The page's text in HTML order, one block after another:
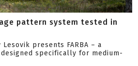
pattern system tested in
presents FARBA – a
specifically for medium-